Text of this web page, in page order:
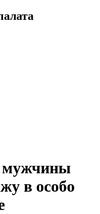
мужчины
в особо